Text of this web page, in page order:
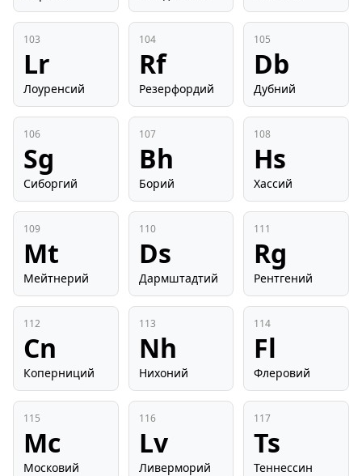
103
Lr
Лоуренсий
104
Rf
Резерфордий
105
Db
Дубний
106
Sg
Сиборгий
107
Bh
Борий
108
Hs
Хассий
109
Mt
Мейтнерий
110
Ds
Дармштадтий
111
Rg
Рентгений
112
Cn
Коперниций
113
Nh
Нихоний
114
Fl
Флеровий
115
Mc
Московий
116
Lv
Ливерморий
117
Ts
Теннессин